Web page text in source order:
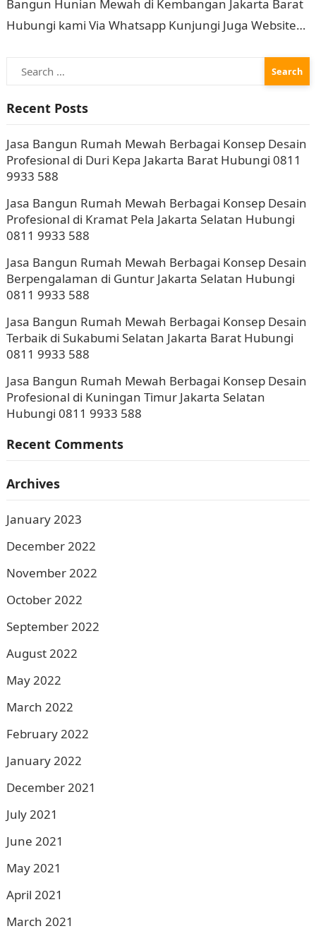
Bangun Hunian Mewah di Kembangan Jakarta Barat
Hubungi kami Via Whatsapp Kunjungi Juga Website
Mewah Berbagai Konsep Desain…
Search
for:
Recent Posts
Jasa Bangun Rumah Mewah Berbagai Konsep Desain
Profesional di Duri Kepa Jakarta Barat Hubungi 0811
9933 588
Jasa Bangun Rumah Mewah Berbagai Konsep Desain
Profesional di Kramat Pela Jakarta Selatan Hubungi
0811 9933 588
Jasa Bangun Rumah Mewah Berbagai Konsep Desain
Berpengalaman di Guntur Jakarta Selatan Hubungi
0811 9933 588
Jasa Bangun Rumah Mewah Berbagai Konsep Desain
Terbaik di Sukabumi Selatan Jakarta Barat Hubungi
0811 9933 588
Jasa Bangun Rumah Mewah Berbagai Konsep Desain
Profesional di Kuningan Timur Jakarta Selatan
Hubungi 0811 9933 588
Recent Comments
Archives
January 2023
December 2022
November 2022
October 2022
September 2022
August 2022
May 2022
March 2022
February 2022
January 2022
December 2021
July 2021
June 2021
May 2021
April 2021
March 2021